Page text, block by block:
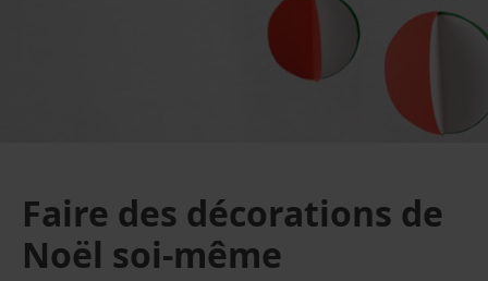
Faire des décorations de
Noël soi-même